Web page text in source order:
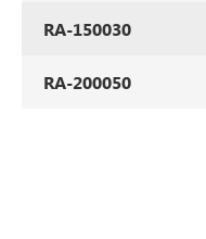
RA-150030
RA-200050